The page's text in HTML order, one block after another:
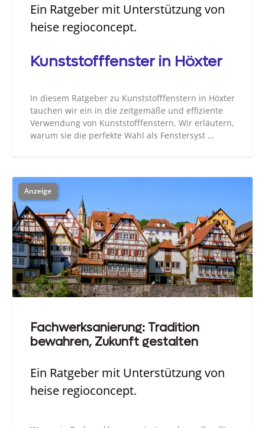
Ein Ratgeber mit Unterstützung von
heise regioconcept.
Kunststofffenster in Höxter
In diesem Ratgeber zu Kunststofffenstern in Höxter
tauchen wir ein in die zeitgemäße und effiziente
Verwendung von Kunststofffenstern. Wir erläutern,
warum sie die perfekte Wahl als Fenstersyst …
Fachwerksanierung: Tradition
bewahren, Zukunft gestalten
Ein Ratgeber mit Unterstützung von
heise regioconcept.